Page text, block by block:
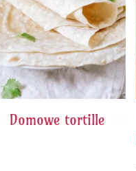
Domowe tortille